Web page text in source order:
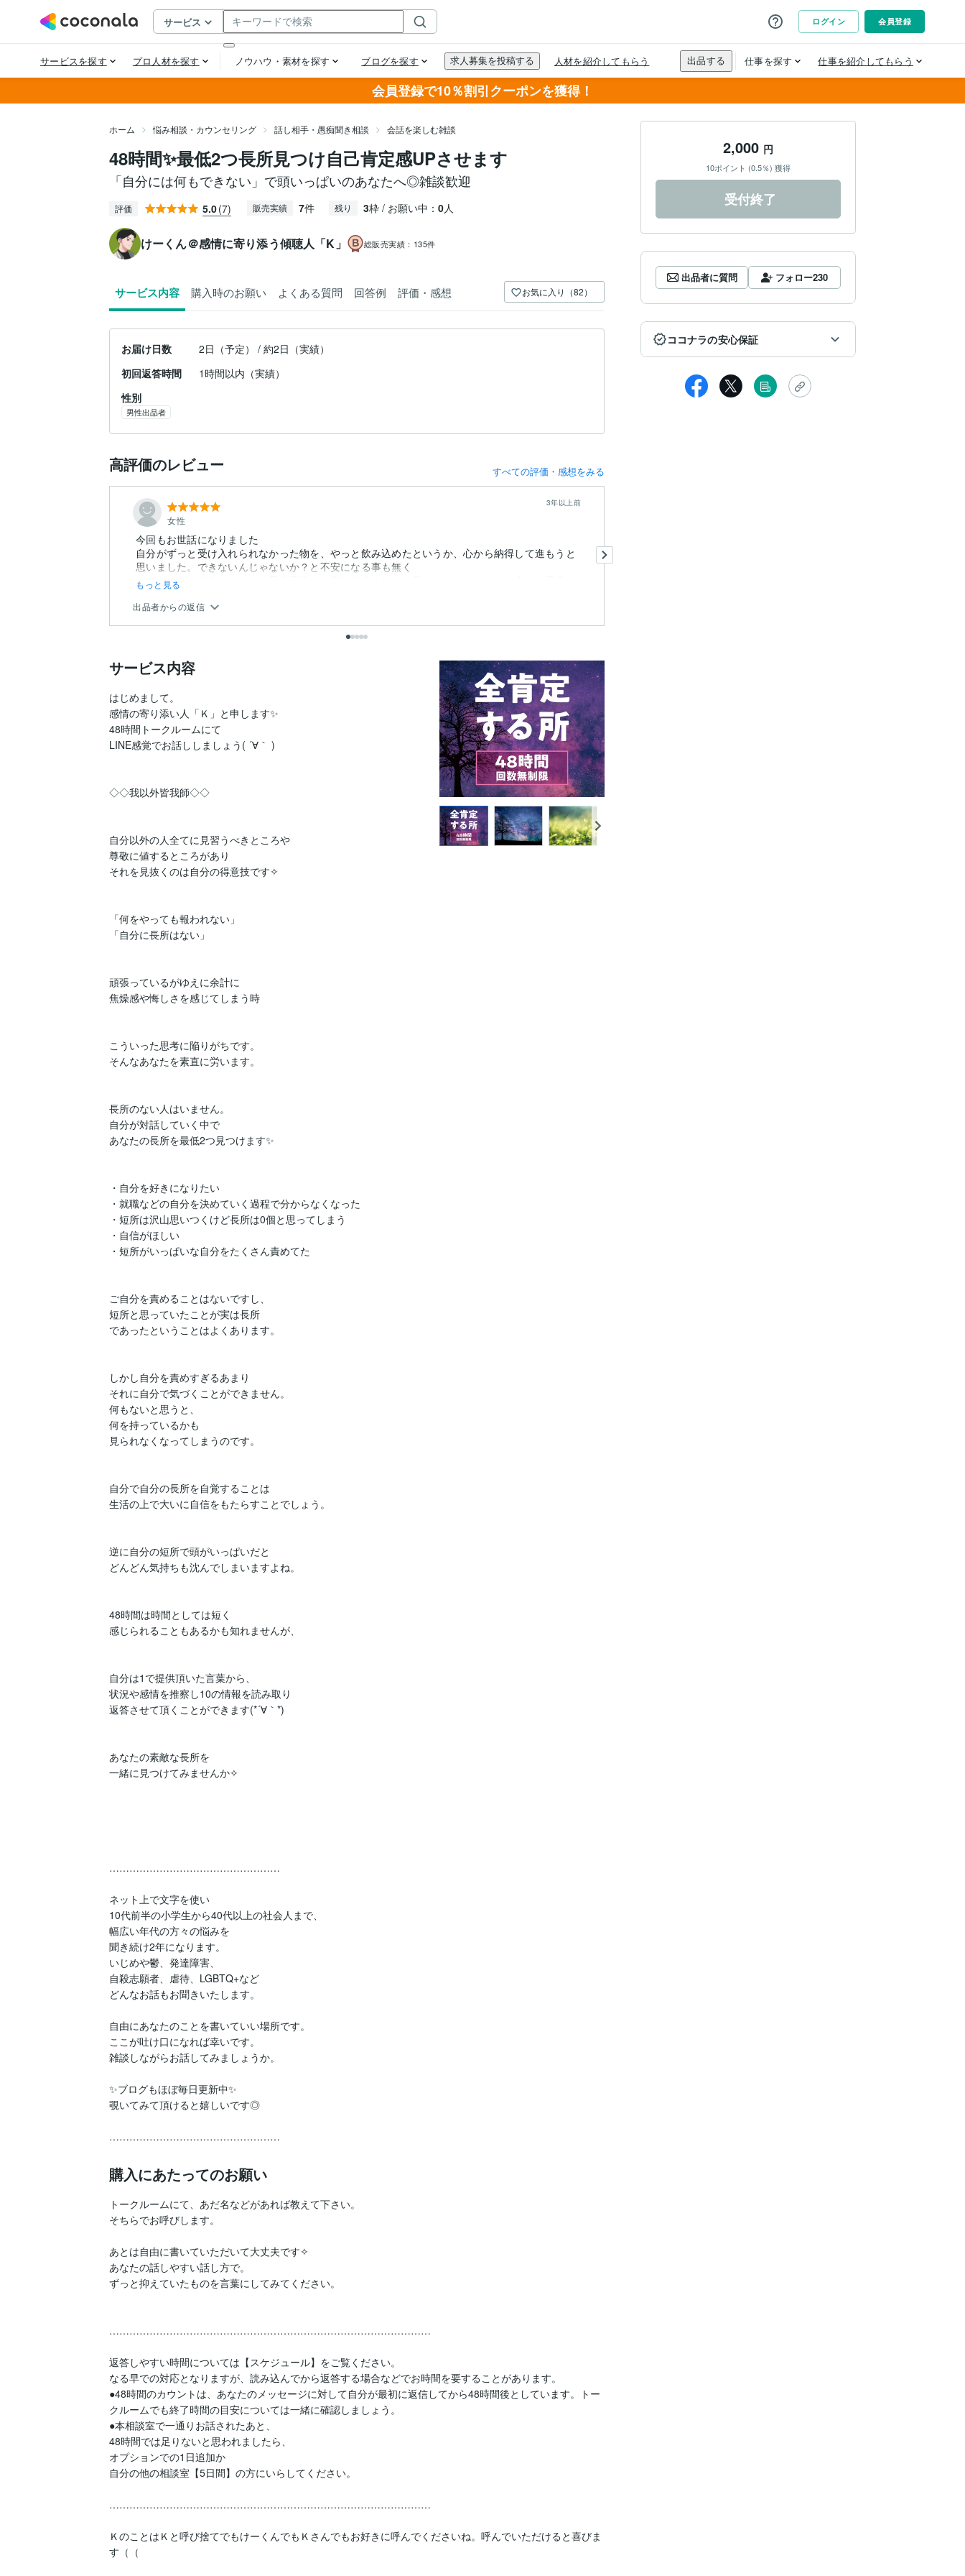
会員登録で10％割引クーポンを獲得！
ホーム 悩み相談・カウンセリング 話し相手・愚痴聞き相談 会話を楽しむ雑談
48時間✨最低2つ長所見つけ自己肯定感UPさせます
「自分には何もできない」で頭いっぱいのあなたへ◎雑談歓迎
評価 5.0(7) 販売実績 7件 残り 3枠 / お願い中： 0人
けーくん＠感情に寄り添う傾聴人「K」 総販売実績： 135件
サービス内容 購入時のお願い よくある質問 回答例 評価・感想 お気に入り（82）
お届け日数
2日（予定） / 約2日（実績）
初回返答時間
1時間以内（実績）
性別
男性出品者
高評価のレビュー すべての評価・感想をみる
女性
3年以上前
今回もお世話になりました
自分がずっと受け入れられなかった物を、やっと飲み込めたというか、心から納得して進もうと
思いました。できないんじゃないか？と不安になる事も無く
どうやったら出来るのか？に思考変換する事が出来ました。私にとっては、とても大きな変化と
進化...
もっと見る
出品者からの返信
サービス内容
はじめまして。
感情の寄り添い人「Ｋ」と申します✨
48時間トークルームにて
LINE感覚でお話ししましょう( ´∀｀ )
◇◇我以外皆我師◇◇
自分以外の人全てに見習うべきところや
尊敬に値するところがあり
それを見抜くのは自分の得意技です✧
「何をやっても報われない」
「自分に長所はない」
頑張っているがゆえに余計に
焦燥感や悔しさを感じてしまう時
こういった思考に陥りがちです。
そんなあなたを素直に労います。
長所のない人はいません。
自分が対話していく中で
あなたの長所を最低2つ見つけます✨
・自分を好きになりたい
・就職などの自分を決めていく過程で分からなくなった
・短所は沢山思いつくけど長所は0個と思ってしまう
・自信がほしい
・短所がいっぱいな自分をたくさん責めてた
ご自分を責めることはないですし、
短所と思っていたことが実は長所
であったということはよくあります。
しかし自分を責めすぎるあまり
それに自分で気づくことができません。
何もないと思うと、
何を持っているかも
見られなくなってしまうのです。
自分で自分の長所を自覚することは
生活の上で大いに自信をもたらすことでしょう。
逆に自分の短所で頭がいっぱいだと
どんどん気持ちも沈んでしまいますよね。
48時間は時間としては短く
感じられることもあるかも知れませんが、
自分は1で提供頂いた言葉から、
状況や感情を推察し10の情報を読み取り
返答させて頂くことができます(*´∀｀*)
あなたの素敵な長所を
一緒に見つけてみませんか✧
……………………………………………
ネット上で文字を使い
10代前半の小学生から40代以上の社会人まで、
幅広い年代の方々の悩みを
聞き続け2年になります。
いじめや鬱、発達障害、
自殺志願者、虐待、LGBTQ+など
どんなお話もお聞きいたします。
自由にあなたのことを書いていい場所です。
ここが吐け口になれば幸いです。
雑談しながらお話してみましょうか。
✨ブログもほぼ毎日更新中✨
覗いてみて頂けると嬉しいです◎
……………………………………………
購入にあたってのお願い
トークルームにて、あだ名などがあれば教えて下さい。
そちらでお呼びします。
あとは自由に書いていただいて大丈夫です✧
あなたの話しやすい話し方で。
ずっと抑えていたものを言葉にしてみてください。
……………………………………………………………………………………
返答しやすい時間については【スケジュール】をご覧ください。
なる早での対応となりますが、読み込んでから返答する場合などでお時間を要することがあります。
●48時間のカウントは、あなたのメッセージに対して自分が最初に返信してから48時間後としています。トー
クルームでも終了時間の目安については一緒に確認しましょう。
●本相談室で一通りお話されたあと、
48時間では足りないと思われましたら、
オプションでの1日追加か
自分の他の相談室【5日間】の方にいらしてください。
……………………………………………………………………………………
ＫのことはＫと呼び捨てでもけーくんでもＫさんでもお好きに呼んでくださいね。呼んでいただけると喜びま
す（（
2,000 円
10ポイント (0.5％) 獲得
受付終了
出品者に質問 フォロー230
ココナラの安心保証